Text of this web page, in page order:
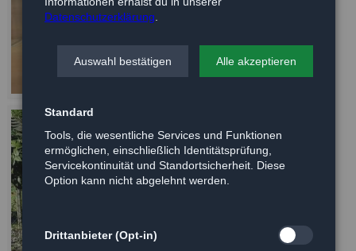
Datenschutzerklärung
Auswahl bestätigen Alle akzeptieren
Standard
Tools, die wesentliche Services und Funktionen
ermöglichen, einschließlich Identitätsprüfung,
Servicekontinuität und Standortsicherheit. Diese
Option kann nicht abgelehnt werden.
Drittanbieter (Opt-in)